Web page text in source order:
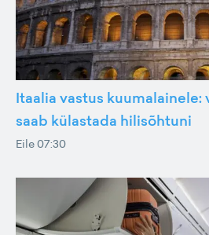
Itaalia vastus kuumalainele:
saab külastada hilisõhtuni
Eile 07:30